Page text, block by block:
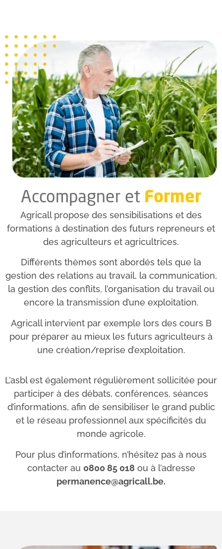
Accompagner et Former
Agricall propose des sensibilisations et des
formations à destination des futurs repreneurs et
des agriculteurs et agricultrices.
Différents thèmes sont abordés tels que la
gestion des relations au travail, la communication,
la gestion des conflits, l’organisation du travail ou
encore la transmission d’une exploitation.
Agricall intervient par exemple lors des cours B
pour préparer au mieux les futurs agriculteurs à
une création/reprise d’exploitation.
L’asbl est également régulièrement sollicitée pour
participer à des débats, conférences, séances
d’informations, afin de sensibiliser le grand public
et le réseau professionnel aux spécificités du
monde agricole.
Pour plus d’informations, n’hésitez pas à nous
contacter au 0800 85 018 ou à l’adresse
permanence@agricall.be.